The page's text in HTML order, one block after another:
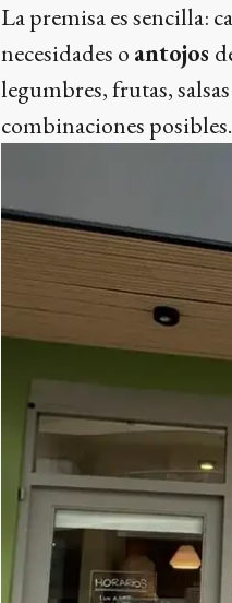
La premisa es sencilla:
necesidades o antojos
legumbres, frutas,
combinaciones